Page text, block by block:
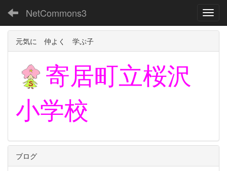
NetCommons3
元気に 仲よく 学ぶ子
寄居町立桜沢
小学校
ブログ